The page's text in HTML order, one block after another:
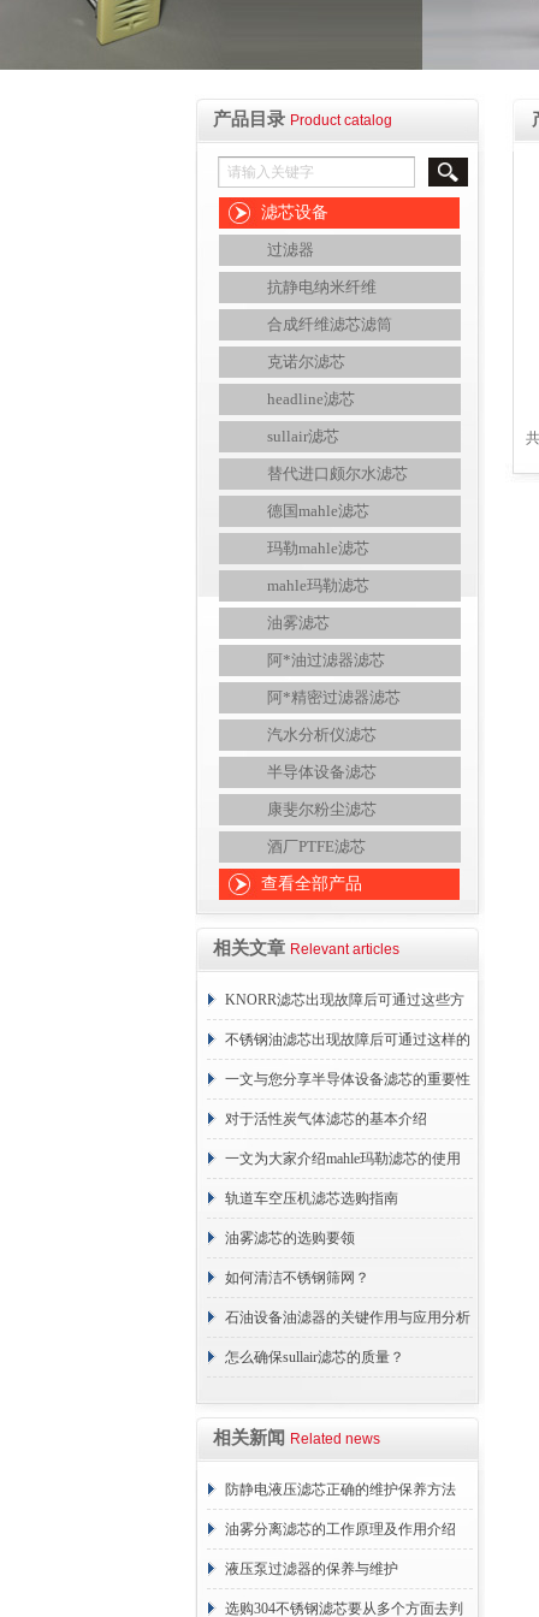
产品目录 Product catalog
滤芯设备
过滤器
抗静电纳米纤维
合成纤维滤芯滤筒
克诺尔滤芯
headline滤芯
sullair滤芯
替代进口颇尔水滤芯
德国mahle滤芯
玛勒mahle滤芯
mahle玛勒滤芯
油雾滤芯
阿*油过滤器滤芯
阿*精密过滤器滤芯
汽水分析仪滤芯
半导体设备滤芯
康斐尔粉尘滤芯
酒厂PTFE滤芯
查看全部产品
相关文章 Relevant articles
KNORR滤芯出现故障后可通过这些方
法解决
不锈钢油滤芯出现故障后可通过这样的
方法解决
一文与您分享半导体设备滤芯的重要性
对于活性炭气体滤芯的基本介绍
一文为大家介绍mahle玛勒滤芯的使用
原理
轨道车空压机滤芯选购指南
油雾滤芯的选购要领
如何清洁不锈钢筛网？
石油设备油滤器的关键作用与应用分析
怎么确保sullair滤芯的质量？
相关新闻 Related news
防静电液压滤芯正确的维护保养方法
油雾分离滤芯的工作原理及作用介绍
液压泵过滤器的保养与维护
选购304不锈钢滤芯要从多个方面去判